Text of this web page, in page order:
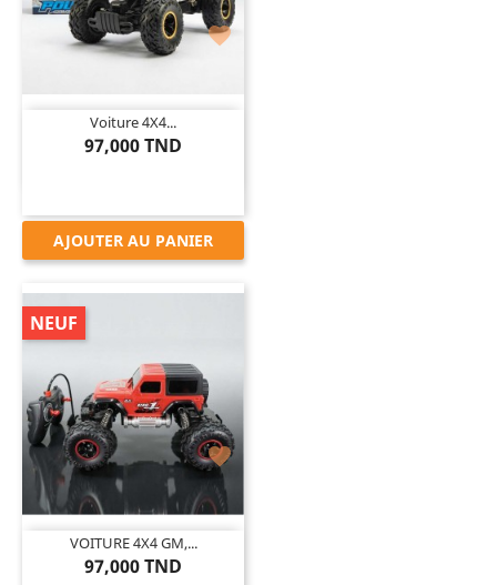

Voiture 4X4...
97,000 TND
AJOUTER AU PANIER

VOITURE 4X4 GM,...
97,000 TND
NEUF